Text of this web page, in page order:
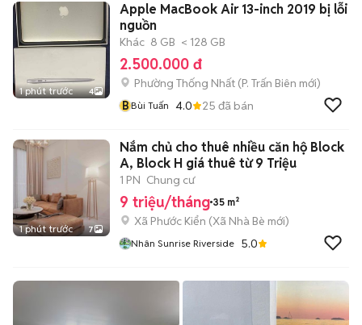
1 phút trước 4
Apple MacBook Air 13-inch 2019 bị lỗi
nguồn
Khác 8 GB < 128 GB
2.500.000 đ
Phường Thống Nhất (P. Trấn Biên mới)
BBùi Tuấn 4.0 25 đã bán
1 phút trước 7
Nắm chủ cho thuê nhiều căn hộ Block
A, Block H giá thuê từ 9 Triệu
1 PN Chung cư
9 triệu/tháng 35 m²
Xã Phước Kiển (Xã Nhà Bè mới)
Nhân Sunrise Riverside 5.0